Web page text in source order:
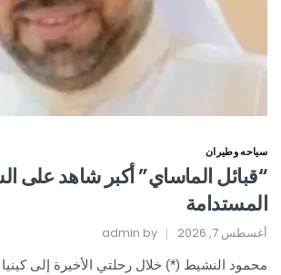
سياحه وطيران
“قبائل الماساي” أكبر شاهد على
المستدامة
أغسطس 7, 2026 admin
محمود النشيط (*) خلال رحلتي الأخيرة إلى